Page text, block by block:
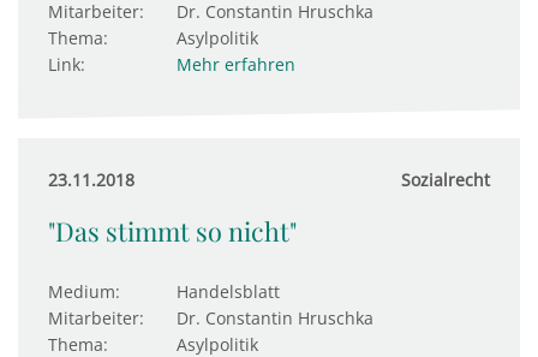
Mitarbeiter:
Dr. Constantin Hruschka
Thema:
Asylpolitik
Link:
Mehr erfahren
23.11.2018 Sozialrecht
"Das stimmt so nicht"
Medium:
Handelsblatt
Mitarbeiter:
Dr. Constantin Hruschka
Thema:
Asylpolitik